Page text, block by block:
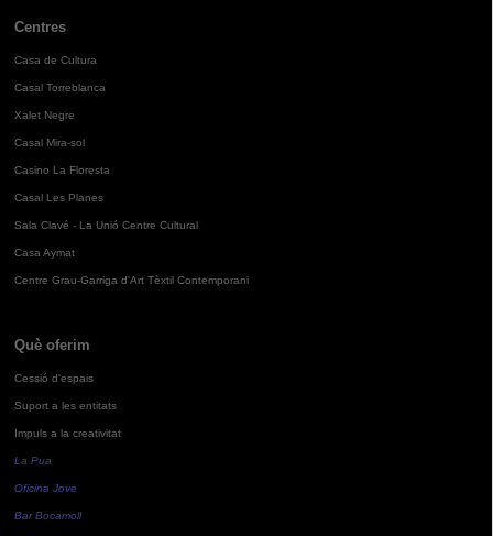
Centres
Casa de Cultura
Casal Torreblanca
Xalet Negre
Casal Mira-sol
Casino La Floresta
Casal Les Planes
Sala Clavé - La Unió Centre Cultural
Casa Aymat
Centre Grau-Garriga d'Art Tèxtil Contemporani
Què oferim
Cessió d'espais
Suport a les entitats
Impuls a la creativitat
La Pua
Oficina Jove
Bar Bocamoll